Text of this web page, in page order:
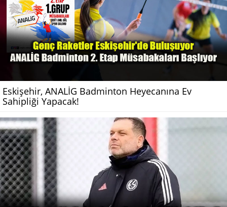
Eskişehir, ANALİG Badminton Heyecanına Ev
Sahipliği Yapacak!